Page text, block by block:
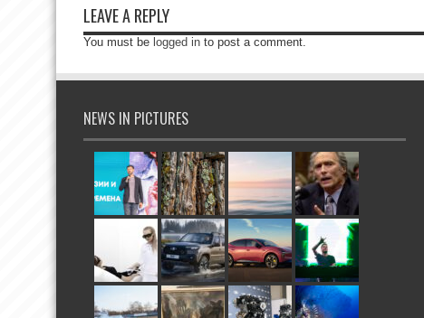
LEAVE A REPLY
You must be logged in to post a comment.
NEWS IN PICTURES